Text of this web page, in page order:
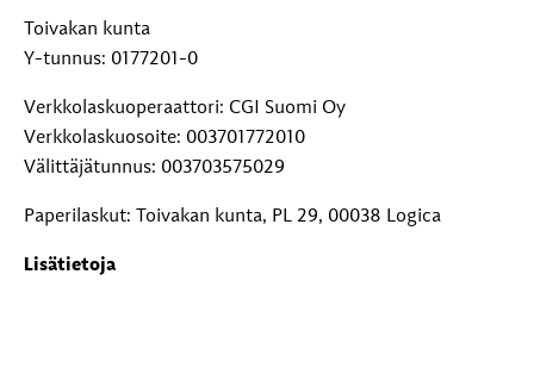
Toivakan kunta
Y-tunnus: 0177201-0
Verkkolaskuoperaattori: CGI Suomi Oy
Verkkolaskuosoite: 003701772010
Välittäjätunnus: 003703575029
Paperilaskut: Toivakan kunta, PL 29, 00038 Logica
Lisätietoja